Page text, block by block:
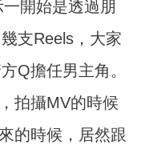
開始是透過朋
支Reels，大家
Q擔任男主角。
拍攝MV的時候
的時候，居然跟